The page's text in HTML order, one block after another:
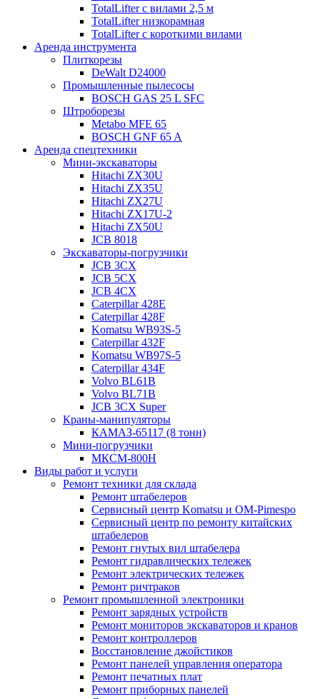
TotalLifter с вилами 2,5 м
TotalLifter низкорамная
TotalLifter с короткими вилами
Аренда инструмента
Плиткорезы
DeWalt D24000
Промышленные пылесосы
BOSCH GAS 25 L SFC
Штроборезы
Metabo MFE 65
BOSCH GNF 65 A
Аренда спецтехники
Мини-экскаваторы
Hitachi ZX30U
Hitachi ZX35U
Hitachi ZX27U
Hitachi ZX17U-2
Hitachi ZX50U
JCB 8018
Экскаваторы-погрузчики
JCB 3CX
JCB 5CX
JCB 4CX
Caterpillar 428E
Caterpillar 428F
Komatsu WB93S-5
Caterpillar 432F
Komatsu WB97S-5
Caterpillar 434F
Volvo BL61B
Volvo BL71B
JCB 3CX Super
Краны-манипуляторы
КАМАЗ-65117 (8 тонн)
Мини-погрузчики
МКСМ-800H
Виды работ и услуги
Ремонт техники для склада
Ремонт штабелеров
Сервисный центр Komatsu и OM-Pimespo
Сервисный центр по ремонту китайских
штабелеров
Ремонт гнутых вил штабелера
Ремонт гидравлических тележек
Ремонт электрических тележек
Ремонт ричтраков
Ремонт промышленной электроники
Ремонт зарядных устройств
Ремонт мониторов экскаваторов и кранов
Ремонт контроллеров
Восстановление джойстиков
Ремонт панелей управления оператора
Ремонт печатных плат
Ремонт приборных панелей